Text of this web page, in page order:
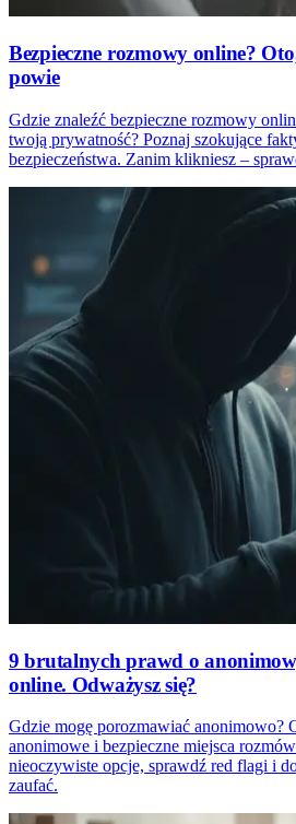
Bezpieczne rozmowy online?
powie
Gdzie znaleźć bezpieczne rozmowy
twoją prywatność? Poznaj szokujące
bezpieczeństwa. Zanim klikniesz –
9 brutalnych prawd o
online. Odważysz się?
Gdzie mogę porozmawiać anonimowo?
anonimowe i bezpieczne miejsca
nieoczywiste opcje, sprawdź red flagi i
zaufać.